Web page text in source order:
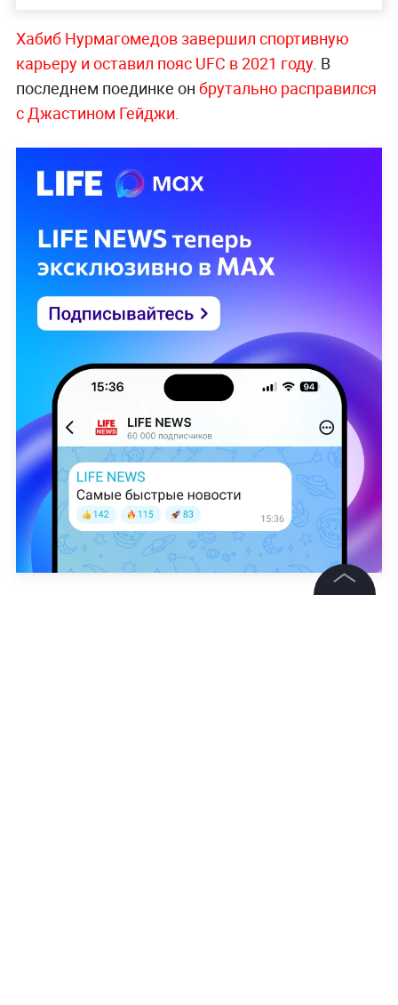
Хабиб Нурмагомедов завершил спортивную
карьеру и оставил пояс UFC в 2021 году. В
последнем поединке он брутально расправился
с Джастином Гейджи.